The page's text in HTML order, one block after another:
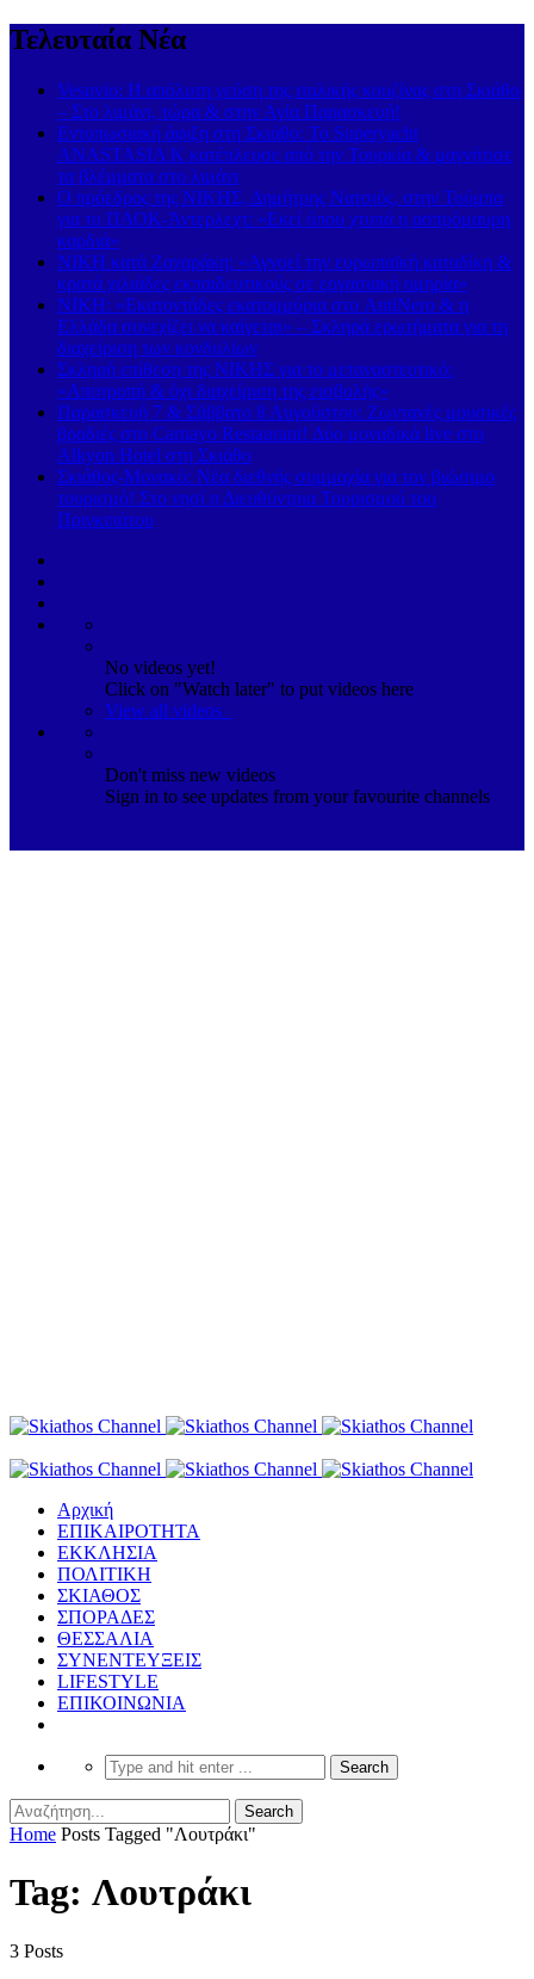
Τελευταία Νέα
Vesuvio: Η απόλυτη γεύση της ιταλικής κουζίνας στη Σκιάθο
– Στο λιμάνι, τώρα & στην Αγία Παρασκευή!
Εντυπωσιακή άφιξη στη Σκιάθο: Το Superyacht
ANASTASIA K κατέπλευσε από την Τουρκία & μαγνήτισε
τα βλέμματα στο λιμάνι
Ο πρόεδρος της ΝΙΚΗΣ, Δημήτρης Νατσιός, στην Τούμπα
για το ΠΑΟΚ-Άντερλεχτ: «Εκεί όπου χτυπά η ασπρόμαυρη
καρδιά»
ΝΙΚΗ κατά Ζαχαράκη: «Αγνοεί την ευρωπαϊκή καταδίκη &
κρατά χιλιάδες εκπαιδευτικούς σε εργασιακή ομηρία»
ΝΙΚΗ: «Εκατοντάδες εκατομμύρια στο AntiNero & η
Ελλάδα συνεχίζει να καίγεται» – Σκληρά ερωτήματα για τη
διαχείριση των κονδυλίων
Σκληρή επίθεση της ΝΙΚΗΣ για το μεταναστευτικό:
«Αποτροπή & όχι διαχείριση της εισβολής»
Παρασκευή 7 & Σάββατο 8 Αυγούστου: Ζωντανές μουσικές
βραδιές στο Carnayo Restaurant! Δύο μοναδικά live στο
Alkyon Hotel στη Σκιάθο
Σκιάθος-Μονακό: Νέα διεθνής συμμαχία για τον βιώσιμο
τουρισμό! Στο νησί η Διευθύντρια Τουρισμού του
Πριγκιπάτου
No videos yet!
Click on "Watch later" to put videos here
View all videos
Don't miss new videos
Sign in to see updates from your favourite channels
Αρχική
ΕΠΙΚΑΙΡΟΤΗΤΑ
ΕΚΚΛΗΣΙΑ
ΠΟΛΙΤΙΚΗ
ΣΚΙΑΘΟΣ
ΣΠΟΡΑΔΕΣ
ΘΕΣΣΑΛΙΑ
ΣΥΝΕΝΤΕΥΞΕΙΣ
LIFESTYLE
ΕΠΙΚΟΙΝΩΝΙΑ
Home Posts Tagged "Λουτράκι"
Tag: Λουτράκι
3 Posts